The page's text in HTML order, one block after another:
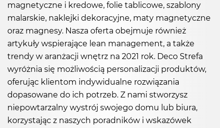
magnetyczne i kredowe, folie tablicowe, szablony
malarskie, naklejki dekoracyjne, maty magnetyczne
oraz magnesy. Nasza oferta obejmuje również
artykuły wspierające lean management, a także
trendy w aranżacji wnętrz na 2021 rok. Deco Strefa
wyróżnia się możliwością personalizacji produktów,
oferując klientom indywidualne rozwiązania
dopasowane do ich potrzeb. Z nami stworzysz
niepowtarzalny wystrój swojego domu lub biura,
korzystając z naszych poradników i wskazówek